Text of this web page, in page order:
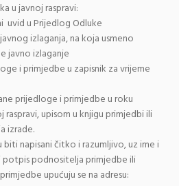
u javnoj raspravi:
uvid u Prijedlog Odluke
izlaganja, na koja usmeno
javno izlaganje
i primjedbe u zapisnik za vrijeme
prijedloge i primjedbe u roku
upisom u knjigu primjedbi ili
izrade.
napisani čitko i razumljivo, uz ime i
potpis podnositelja primjedbe ili
upućuju se na adresu: